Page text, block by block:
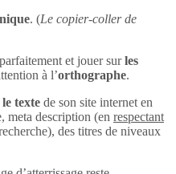
. (Le copier-coller de
et jouer surles
à l’orthographe.
texte de son site internet en
meta description (en respectant
des titres de niveaux